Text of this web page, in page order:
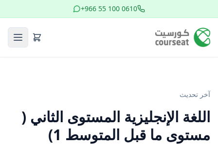
+966 55 100 0610
آخر تحديث
اللغة الإنجليزية المستوى الثاني (
مستوى ما قبل المتوسط 1)